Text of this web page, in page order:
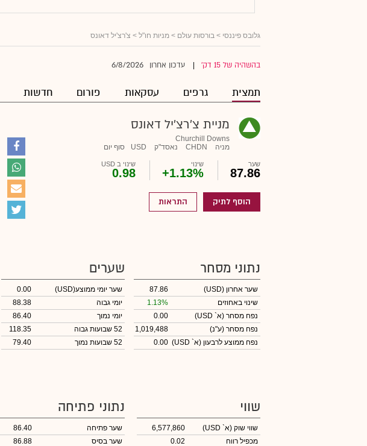
גלובס פיננסי > בורסות עולם > מניות חו"ל > צ'רצ'יל דאונס
בהשהיה של 15 דק' עדכון אחרון 6/8/2026
תמצית גרפים עסקאות פורום חדשות
מניית צ'רצ'יל דאונס
Churchill Downs
מניה
CHDN נאסד"ק USD סוף יום
שער
87.86
שינוי
+1.13%
שינוי ב USD
0.98
הוסף לתיק התראות
נתוני מסחר
שער אחרון (USD)
87.86
שינוי באחוזים
1.13%
נפח מסחר (א` USD)
0.00
נפח מסחר (ע"נ)
1,019,488
נפח ממוצע לרבעון (א` USD)
0.00
שערים
שער יומי ממוצע(USD)
0.00
יומי גבוה
88.38
יומי נמוך
86.40
52 שבועות גבוה
118.35
52 שבועות נמוך
79.40
שווי
שווי שוק (א` USD)
6,577,860
מכפיל רווח
0.02
נתוני פתיחה
שער פתיחה
86.40
שער בסיס
86.88